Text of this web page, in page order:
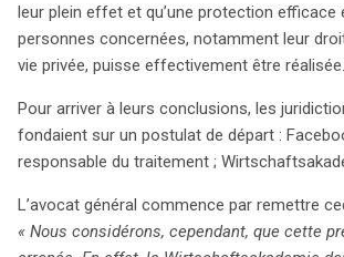
leur plein effet et qu’une protection efficace
personnes concernées, notamment leur
vie privée, puisse effectivement être réalisée.
Pour arriver à leurs conclusions, les
fondaient sur un postulat de départ :
responsable du traitement ;
L’avocat général commence par remettre
« Nous considérons, cependant, que cette